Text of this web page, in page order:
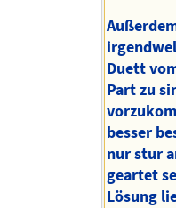
Duett
Part zu
besser
nur stur
geartet
Lösung